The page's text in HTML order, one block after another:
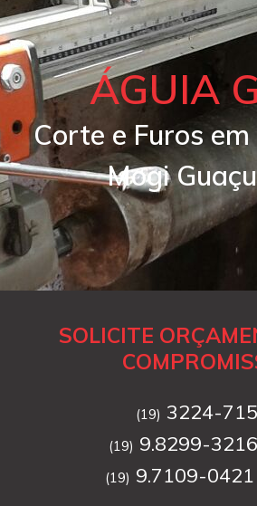
ÁGUIA
Corte e Furos
Mogi
SOLICITE
(19) 3224-
(19) 9.8299-3216
(19) 9.7109-0421